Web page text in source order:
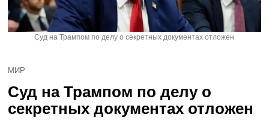
Суд на Трампом по делу о секретных документах отложен
МИР
Суд на Трампом по делу о
секретных документах отложен